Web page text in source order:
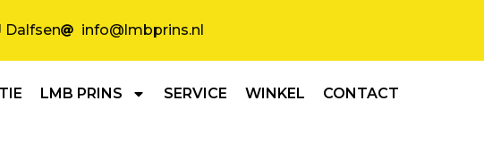
Dalfsen info@lmbprins.nl
LMB PRINS SERVICE WINKEL CONTACT